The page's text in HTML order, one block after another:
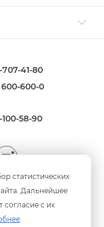
статистических
Дальнейшее
согласие с их
.
41-80
600-0
58-90